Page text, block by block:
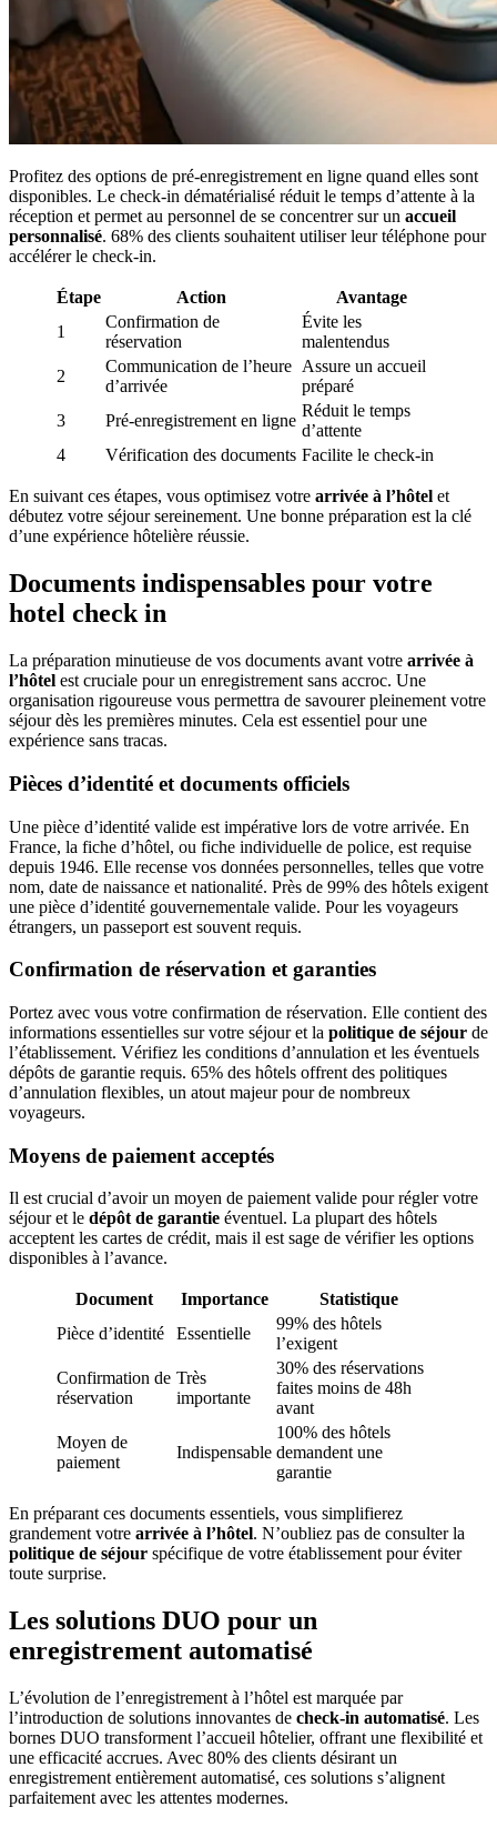
Profitez des options de pré-enregistrement en ligne quand elles sont
disponibles. Le check-in dématérialisé réduit le temps d’attente à la
réception et permet au personnel de se concentrer sur un accueil
personnalisé. 68% des clients souhaitent utiliser leur téléphone pour
accélérer le check-in.
Étape Action
Avantage
1
Confirmation de
réservation
Évite les
malentendus
2
Communication de l’heure
d’arrivée
Assure un accueil
préparé
3
Pré-enregistrement en ligne
Réduit le temps
d’attente
4
Vérification des documents Facilite le check-in
En suivant ces étapes, vous optimisez votre arrivée à l’hôtel et
débutez votre séjour sereinement. Une bonne préparation est la clé
d’une expérience hôtelière réussie.
Documents indispensables pour votre
hotel check in
La préparation minutieuse de vos documents avant votre arrivée à
l’hôtel est cruciale pour un enregistrement sans accroc. Une
organisation rigoureuse vous permettra de savourer pleinement votre
séjour dès les premières minutes. Cela est essentiel pour une
expérience sans tracas.
Pièces d’identité et documents officiels
Une pièce d’identité valide est impérative lors de votre arrivée. En
France, la fiche d’hôtel, ou fiche individuelle de police, est requise
depuis 1946. Elle recense vos données personnelles, telles que votre
nom, date de naissance et nationalité. Près de 99% des hôtels exigent
une pièce d’identité gouvernementale valide. Pour les voyageurs
étrangers, un passeport est souvent requis.
Confirmation de réservation et garanties
Portez avec vous votre confirmation de réservation. Elle contient des
informations essentielles sur votre séjour et la politique de séjour de
l’établissement. Vérifiez les conditions d’annulation et les éventuels
dépôts de garantie requis. 65% des hôtels offrent des politiques
d’annulation flexibles, un atout majeur pour de nombreux
voyageurs.
Moyens de paiement acceptés
Il est crucial d’avoir un moyen de paiement valide pour régler votre
séjour et le dépôt de garantie éventuel. La plupart des hôtels
acceptent les cartes de crédit, mais il est sage de vérifier les options
disponibles à l’avance.
Document Importance
Statistique
Pièce d’identité
Essentielle
99% des hôtels
l’exigent
Confirmation de
réservation
Très
importante
30% des réservations
faites moins de 48h
avant
Moyen de
paiement
Indispensable
100% des hôtels
demandent une
garantie
En préparant ces documents essentiels, vous simplifierez
grandement votre arrivée à l’hôtel. N’oubliez pas de consulter la
politique de séjour spécifique de votre établissement pour éviter
toute surprise.
Les solutions DUO pour un
enregistrement automatisé
L’évolution de l’enregistrement à l’hôtel est marquée par
l’introduction de solutions innovantes de check-in automatisé. Les
bornes DUO transforment l’accueil hôtelier, offrant une flexibilité et
une efficacité accrues. Avec 80% des clients désirant un
enregistrement entièrement automatisé, ces solutions s’alignent
parfaitement avec les attentes modernes.